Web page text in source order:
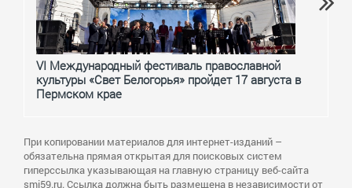
VI Международный фестиваль православной
культуры «Свет Белогорья» пройдет 17 августа в
Пермском крае
При копировании материалов для интернет-изданий –
обязательна прямая открытая для поисковых систем
гиперссылка указывающая на главную страницу веб-сайта
smi59.ru. Ссылка должна быть размещена в независимости от